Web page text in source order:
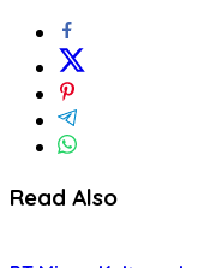
Read Also